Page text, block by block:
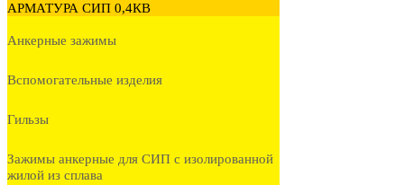
АРМАТУРА СИП 0,4КВ
Анкерные зажимы
Вспомогательные изделия
Гильзы
Зажимы анкерные для СИП с изолированной
жилой из сплава